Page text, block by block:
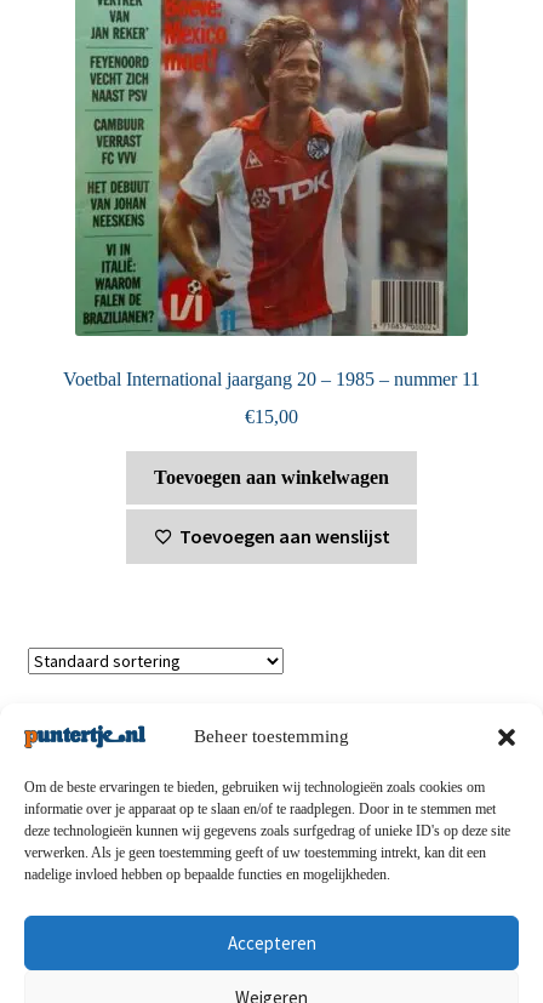
Beheer toestemming
Om de beste ervaringen te bieden, gebruiken wij technologieën zoals cookies om
informatie over je apparaat op te slaan en/of te raadplegen. Door in te stemmen met
deze technologieën kunnen wij gegevens zoals surfgedrag of unieke ID's op deze site
verwerken. Als je geen toestemming geeft of uw toestemming intrekt, kan dit een
nadelige invloed hebben op bepaalde functies en mogelijkheden.
Accepteren
Weigeren
Contact
Voetbal International jaargang 20 – 1985 – nummer 11
€15,00
Toevoegen aan winkelwagen
Toevoegen aan wenslijst
Privacybeleid-Verzending en retouren-Algemene
voorwaarden-Disclaimert-Betaalmethoden-Over ons